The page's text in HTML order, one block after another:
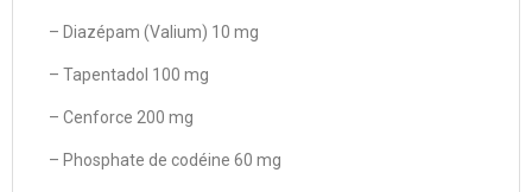
– Diazépam (Valium) 10 mg
– Tapentadol 100 mg
– Cenforce 200 mg
– Phosphate de codéine 60 mg